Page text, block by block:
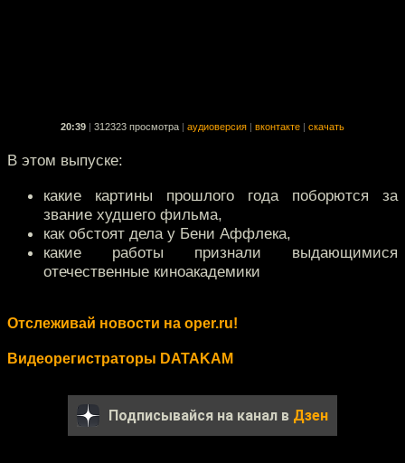
20:39 312323 просмотра аудиоверсия вконтакте скачать
В этом выпуске:
какие картины прошлого года поборются за
звание худшего фильма,
как обстоят дела у Бени Аффлека,
какие работы признали выдающимися
отечественные киноакадемики
Отслеживай новости на oper.ru!
Видеорегистраторы DATAKAM
Подписывайся на канал в Дзен